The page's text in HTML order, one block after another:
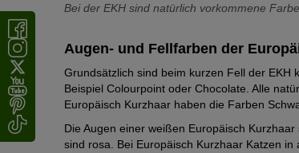
Bei der EKH sind natürlich vorkommene
Augen- und Fellfarben der
Grundsätzlich sind beim kurzen Fell der EKH
Beispiel Colourpoint oder Chocolate. Alle
Europäisch Kurzhaar haben die Farben
Die Augen einer weißen Europäisch
sind rosa. Bei Europäisch Kurzhaar Katzen